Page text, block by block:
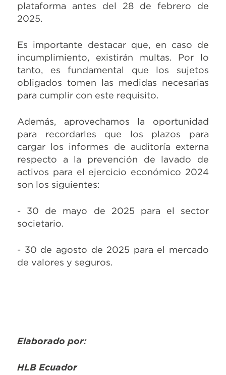
plataforma antes del 28 de febrero de
2025.
Es importante destacar que, en caso de
incumplimiento, existirán multas. Por lo
tanto, es fundamental que los sujetos
obligados tomen las medidas necesarias
para cumplir con este requisito.
Además, aprovechamos la oportunidad
para recordarles que los plazos para
cargar los informes de auditoría externa
respecto a la prevención de lavado de
activos para el ejercicio económico 2024
son los siguientes:
- 30 de mayo de 2025 para el sector
societario.
- 30 de agosto de 2025 para el mercado
de valores y seguros.
Elaborado por:
HLB Ecuador